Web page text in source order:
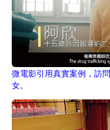
微電影引用真實案例，訪
女。